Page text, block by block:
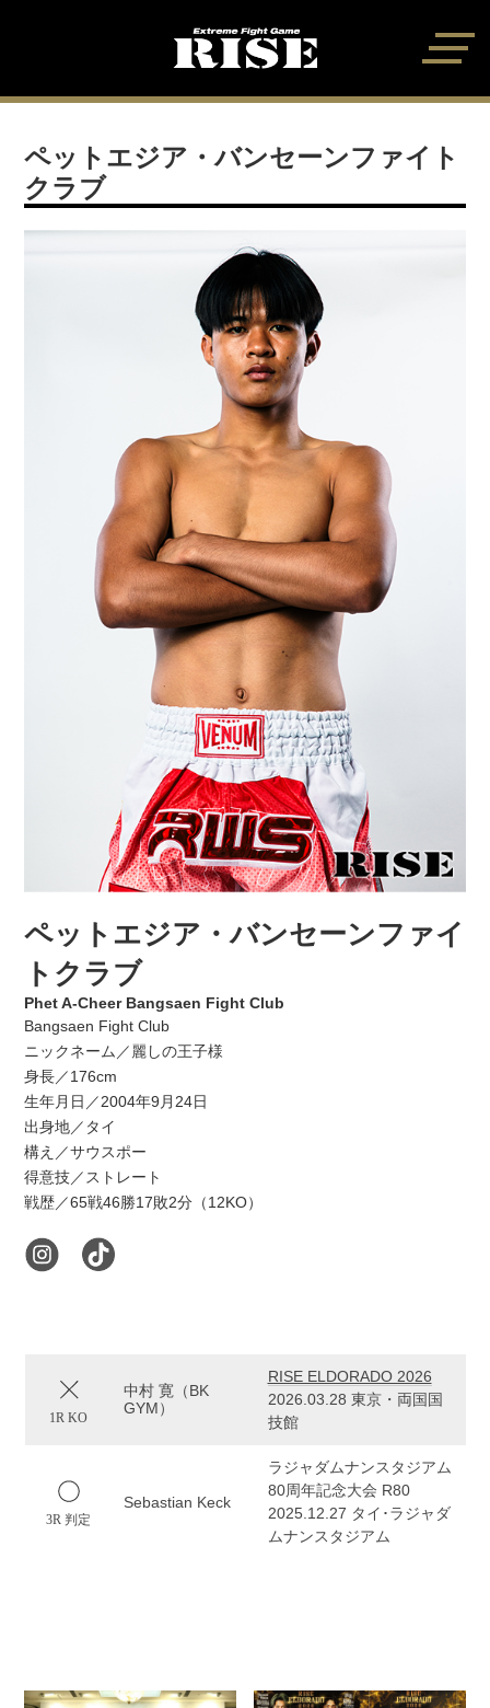
ペットエジア・バンセーンファイト
クラブ
ペットエジア・バンセーンファイ
トクラブ
Phet A-Cheer Bangsaen Fight Club
Bangsaen Fight Club
ニックネーム／麗しの王子様
身長／176cm
生年月日／2004年9月24日
出身地／タイ
構え／サウスポー
得意技／ストレート
戦歴／65戦46勝17敗2分（12KO）
1R KO
中村 寛（BK
GYM）
RISE ELDORADO 2026
2026.03.28 東京・両国国
技館
3R 判定
Sebastian Keck
ラジャダムナンスタジアム
80周年記念大会 R80
2025.12.27 タイ･ラジャダ
ムナンスタジアム